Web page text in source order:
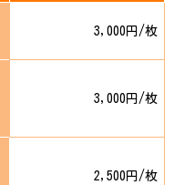
3,000円/枚
3,000円/枚
2,500円/枚